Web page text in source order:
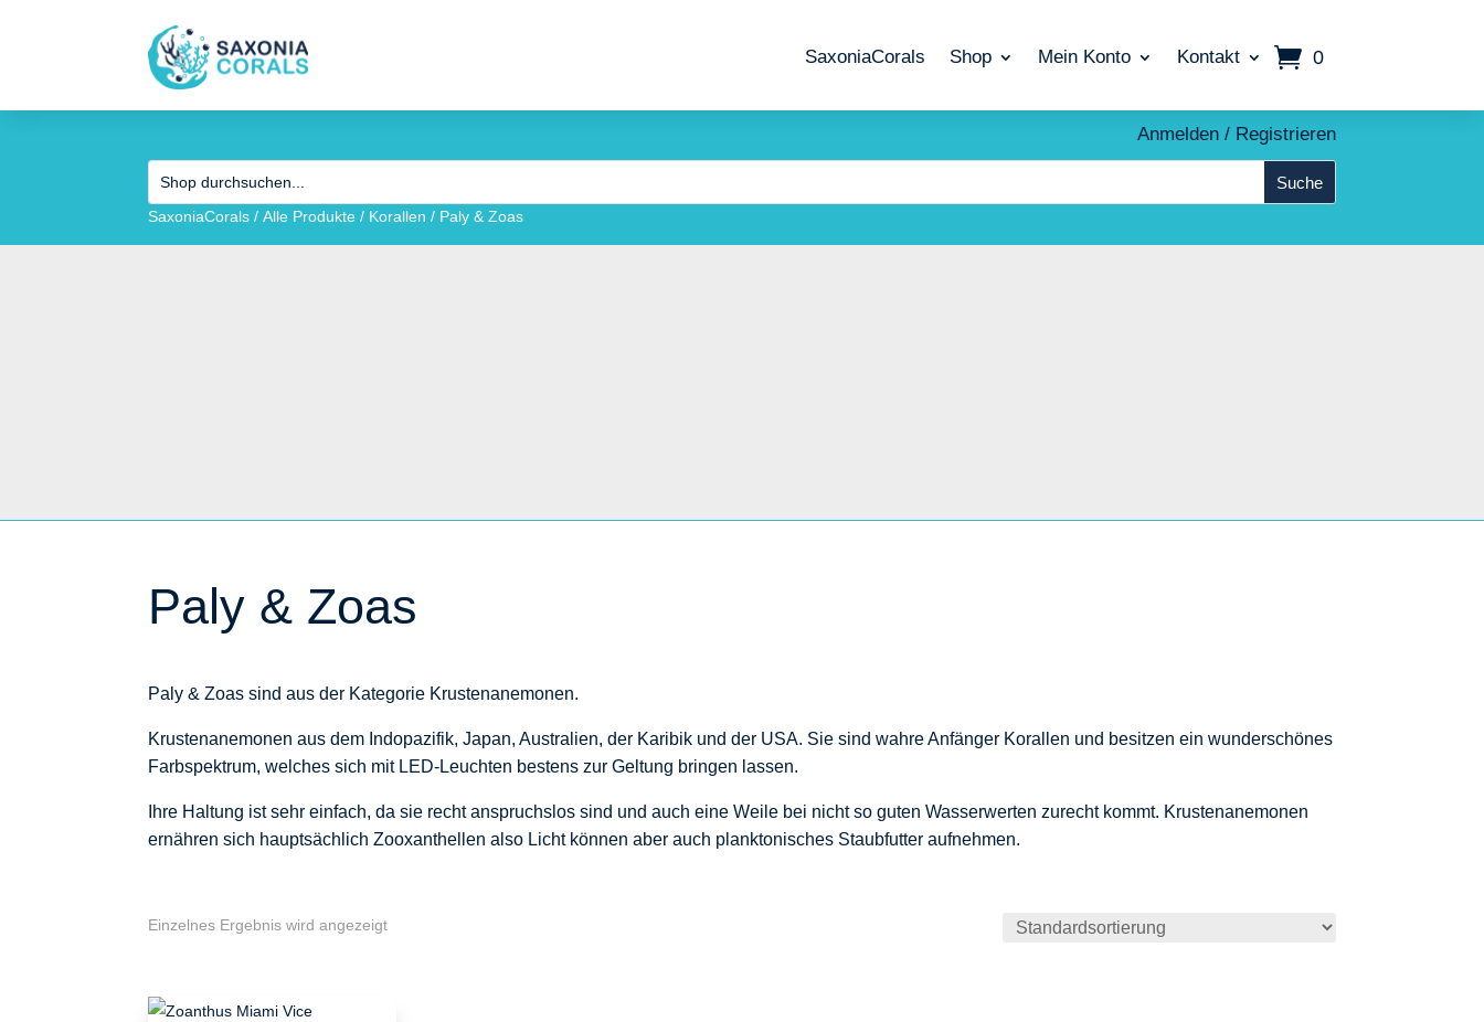
SaxoniaCorals Shop Mein Konto Kontakt 0
Anmelden / Registrieren
SaxoniaCorals /Alle Produkte / Korallen / Paly & Zoas
Paly & Zoas
Paly & Zoas sind aus der Kategorie Krustenanemonen.
Krustenanemonen aus dem Indopazifik, Japan, Australien, der Karibik und der USA. Sie sind wahre Anfänger Korallen und besitzen ein wunderschönes
Farbspektrum, welches sich mit LED-Leuchten bestens zur Geltung bringen lassen.
Ihre Haltung ist sehr einfach, da sie recht anspruchslos sind und auch eine Weile bei nicht so guten Wasserwerten zurecht kommt. Krustenanemonen
ernähren sich hauptsächlich Zooxanthellen also Licht können aber auch planktonisches Staubfutter aufnehmen.
Einzelnes Ergebnis wird angezeigt